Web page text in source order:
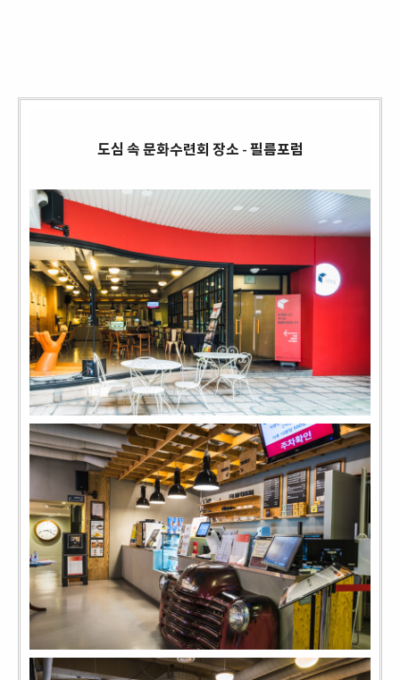
도심 속 문화수련회 장소 - 필름포럼